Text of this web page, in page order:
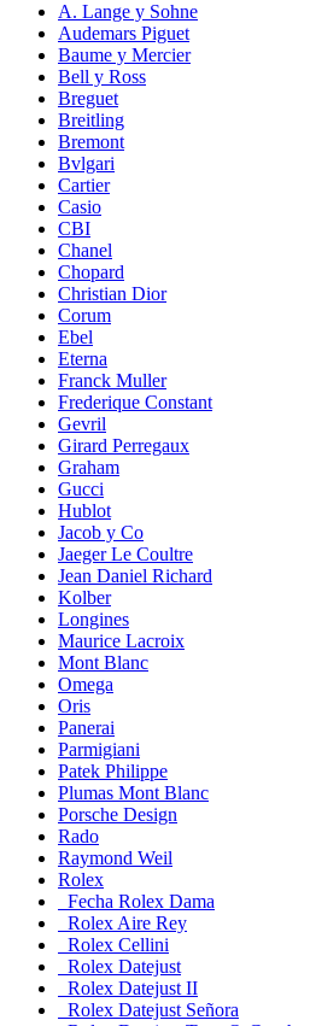
A. Lange y Sohne
Audemars Piguet
Baume y Mercier
Bell y Ross
Breguet
Breitling
Bremont
Bvlgari
Cartier
Casio
CBI
Chanel
Chopard
Christian Dior
Corum
Ebel
Eterna
Franck Muller
Frederique Constant
Gevril
Girard Perregaux
Graham
Gucci
Hublot
Jacob y Co
Jaeger Le Coultre
Jean Daniel Richard
Kolber
Longines
Maurice Lacroix
Mont Blanc
Omega
Oris
Panerai
Parmigiani
Patek Philippe
Plumas Mont Blanc
Porsche Design
Rado
Raymond Weil
Rolex
Fecha Rolex Dama
Rolex Aire Rey
Rolex Cellini
Rolex Datejust
Rolex Datejust II
Rolex Datejust Señora